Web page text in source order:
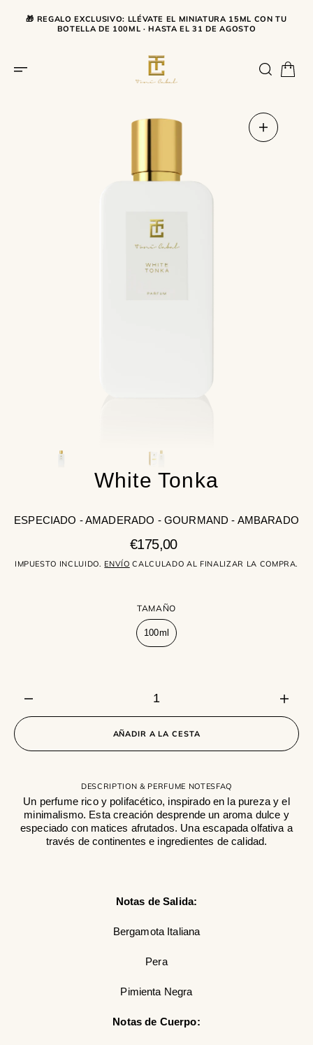
🎁 REGALO EXCLUSIVO: LLÉVATE EL MINIATURA 15ML CON TU
BOTELLA DE 100ML · HASTA EL 31 DE AGOSTO
White Tonka
ESPECIADO - AMADERADO - GOURMAND - AMBARADO
Precio
regular
€175,00
IMPUESTO INCLUIDO. ENVÍO CALCULADO AL FINALIZAR LA COMPRA.
TAMAÑO
100mlVariante
agotada
cantidad
Tonka
para
White
Tonka
AÑADIR A LA CESTA
Abrir
DESCRIPTION & PERFUME NOTESFAQ
Un perfume rico y polifacético, inspirado en la pureza y el
minimalismo. Esta creación desprende un aroma dulce y
especiado con matices afrutados. Una escapada olfativa a
través de continentes e ingredientes de calidad.
Notas de Salida:
Bergamota Italiana
Pera
Pimienta Negra
Notas de Cuerpo: